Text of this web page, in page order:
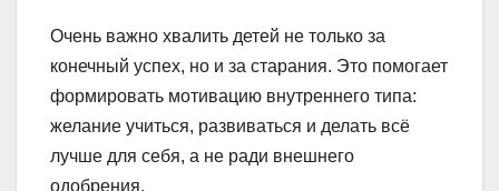
Очень важно хвалить детей не только за
конечный успех, но и за старания. Это помогает
формировать мотивацию внутреннего типа:
желание учиться, развиваться и делать всё
лучше для себя, а не ради внешнего
одобрения.